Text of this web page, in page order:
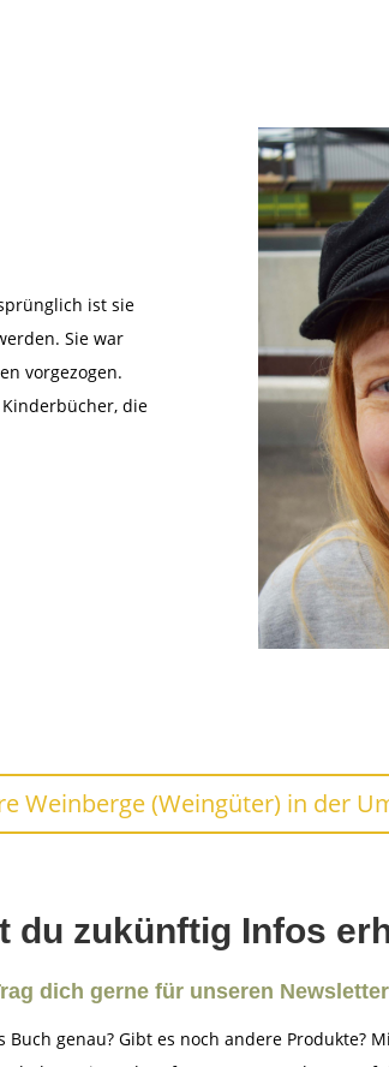
ist sie
Sie war
vorgezogen.
die
Weinberge (Weingüter) in der
du zukünftig Infos
dich gerne für unseren
Buch genau? Gibt es noch andere Produkte?